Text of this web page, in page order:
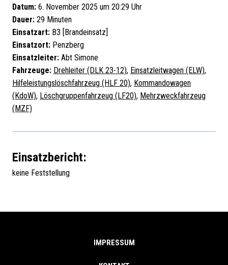
Datum: 6. November 2025 um 20:29 Uhr
Dauer: 29 Minuten
Einsatzart: B3 [Brandeinsatz]
Einsatzort: Penzberg
Einsatzleiter: Abt Simone
Fahrzeuge: Drehleiter (DLK 23-12), Einsatzleitwagen (ELW),
Hilfeleistungslöschfahrzeug (HLF 20), Kommandowagen
(KdoW), Löschgruppenfahrzeug (LF20), Mehrzweckfahrzeug
(MZF)
Einsatzbericht:
keine Feststellung
IMPRESSUM